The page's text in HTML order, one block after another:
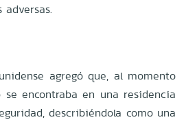
agregó que, al momento
se encontraba en una residencia
describiéndola como una